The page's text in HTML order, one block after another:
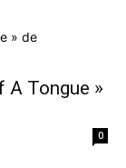
A Tongue »
0